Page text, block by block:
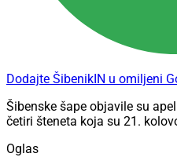
Dodajte ŠibenikIN u omiljeni
Šibenske šape objavile su
četiri šteneta koja su 21.
Oglas